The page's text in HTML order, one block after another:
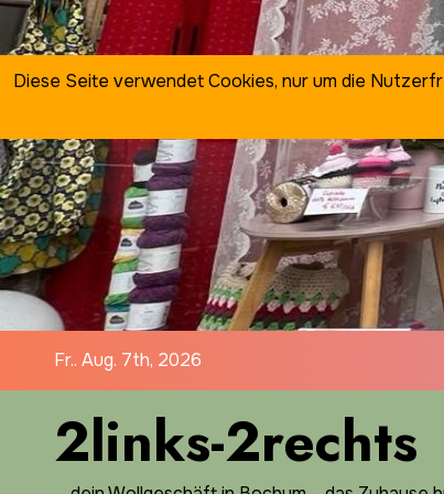
Zum
Inhalt
springen
Fr.. Aug. 7th, 2026
2links-2rechts
Diese Seite verwendet Cookies, nur um die